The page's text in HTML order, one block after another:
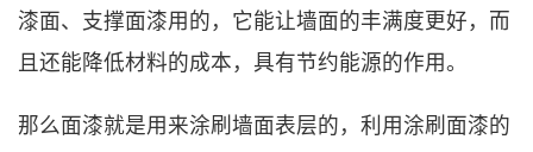
漆面、支撑面漆用的，它能让墙面的丰满度更好，而
且还能降低材料的成本，具有节约能源的作用。
那么面漆就是用来涂刷墙面表层的，利用涂刷面漆的